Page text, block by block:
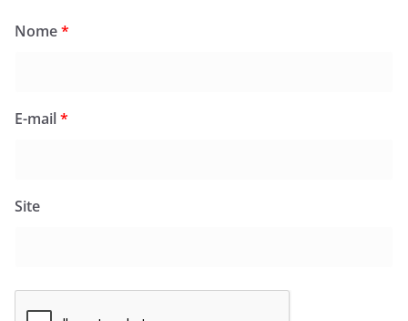
Nome*
E-mail*
Site